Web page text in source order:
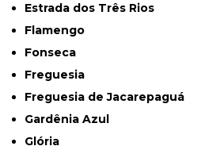
Estrada dos Três Rios
Flamengo
Fonseca
Freguesia
Freguesia de Jacarepaguá
Gardênia Azul
Glória